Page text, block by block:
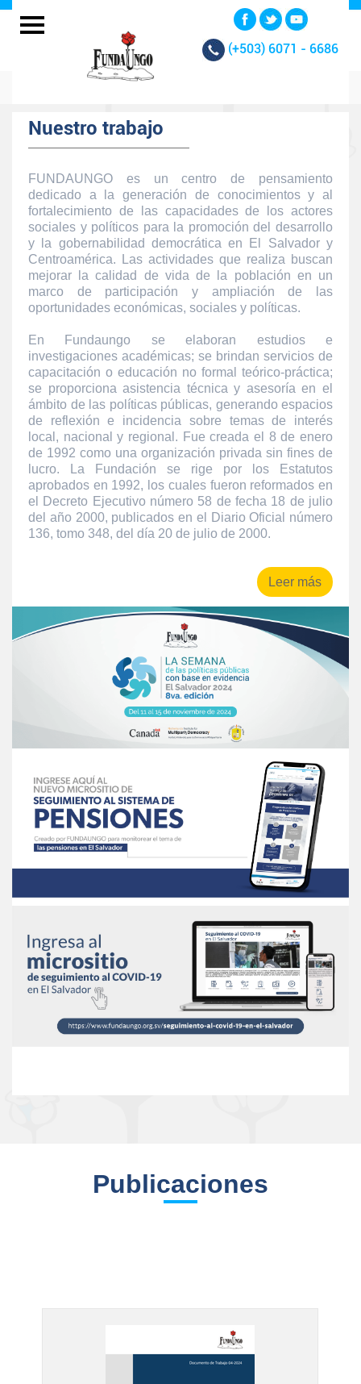
(+503) 6071 - 6686
Nuestro trabajo
FUNDAUNGO es un centro de pensamiento
dedicado a la generación de conocimientos y al
fortalecimiento de las capacidades de los actores
sociales y políticos para la promoción del desarrollo
y la gobernabilidad democrática en El Salvador y
Centroamérica. Las actividades que realiza buscan
mejorar la calidad de vida de la población en un
marco de participación y ampliación de las
oportunidades económicas, sociales y políticas.
En Fundaungo se elaboran estudios e
investigaciones académicas; se brindan servicios de
capacitación o educación no formal teórico-práctica;
se proporciona asistencia técnica y asesoría en el
ámbito de las políticas públicas, generando espacios
de reflexión e incidencia sobre temas de interés
local, nacional y regional. Fue creada el 8 de enero
de 1992 como una organización privada sin fines de
lucro. La Fundación se rige por los Estatutos
aprobados en 1992, los cuales fueron reformados en
el Decreto Ejecutivo número 58 de fecha 18 de julio
del año 2000, publicados en el Diario Oficial número
136, tomo 348, del día 20 de julio de 2000.
Leer más
Publicaciones